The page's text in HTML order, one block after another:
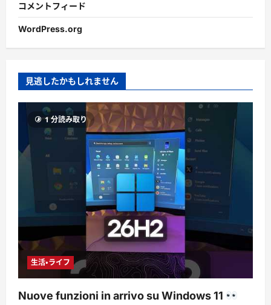
コメントフィード
WordPress.org
見逃したかもしれません
1 分読み取り
生活・ライフ
Nuove funzioni in arrivo su Windows 11